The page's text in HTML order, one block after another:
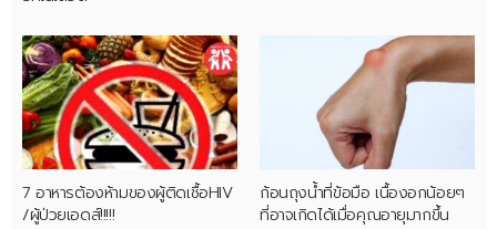
7 อาหารต้องห้ามของผู้ติดเชื้อHIV
/ผู้ป่วยเอดส์!!!!!
ก้อนถุงน้ำที่ข้อมือ เนื้องอกน้อยๆ
ที่อาจเกิดได้เมื่อคุณอายุมากขึ้น